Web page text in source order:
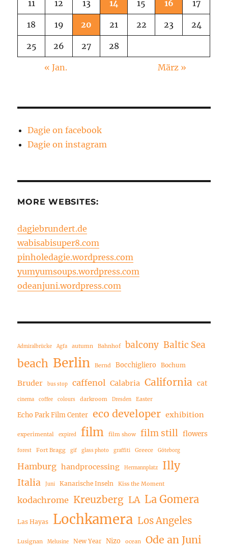
11 12 13 14 15 16 17
18 19 20 21 22 23 24
25 26 27 28
« Jan. März »
Dagie on facebook
Dagie on instagram
MORE WEBSITES:
dagiebrundert.de
wabisabisuper8.com
pinholedagie.wordpress.com
yumyumsoups.wordpress.com
odeanjuni.wordpress.com
Admiralbrücke Agfa autumn Bahnhof balcony Baltic Sea
beach Berlin Bernd Bocchigliero Bochum
Bruder bus stop caffenol Calabria California cat
cinema coffee colours darkroom Dresden Easter
Echo Park Film Center eco developer exhibition
experimental expired film film show film still flowers
forest Fort Bragg gif glass photo graffiti Greece Göteborg
Hamburg handprocessing Hermannplatz Illy
Italia Juni Kanarische Inseln Kiss the Moment
kodachrome Kreuzberg LA La Gomera
Las Hayas Lochkamera Los Angeles
Lusignan Melusine New Year Nizo ocean
Ode an Juni